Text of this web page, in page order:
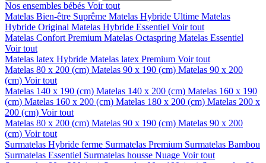
Nos ensembles bébés Voir tout
Matelas Bien-être Suprême Matelas Hybride Ultime Matelas
Hybride Original Matelas Hybride Essentiel Voir tout
Matelas Confort Premium Matelas Octaspring Matelas Essentiel
Voir tout
Matelas latex Hybride Matelas latex Premium Voir tout
Matelas 80 x 200 (cm) Matelas 90 x 190 (cm) Matelas 90 x 200
(cm) Voir tout
Matelas 140 x 190 (cm) Matelas 140 x 200 (cm) Matelas 160 x 190
(cm) Matelas 160 x 200 (cm) Matelas 180 x 200 (cm) Matelas 200 x
200 (cm) Voir tout
Matelas 80 x 200 (cm) Matelas 90 x 190 (cm) Matelas 90 x 200
(cm) Voir tout
Surmatelas Hybride ferme Surmatelas Premium Surmatelas Bambou
Surmatelas Essentiel Surmatelas housse Nuage Voir tout